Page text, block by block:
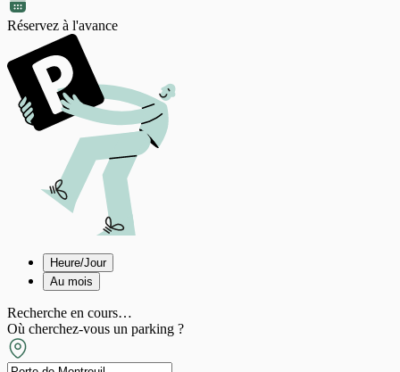
Réservez à l'avance
Heure/Jour
Au mois
Recherche en cours…
Où cherchez-vous un parking ?